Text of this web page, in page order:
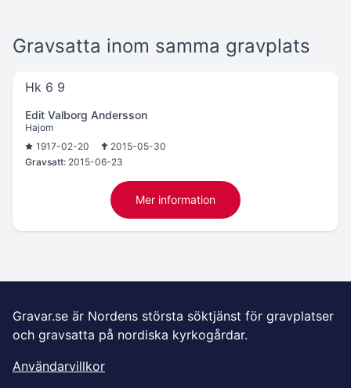
Gravsatta inom samma gravplats
Hk 6 9
Edit Valborg Andersson
Hajom
1917-02-20
2015-05-30
Gravsatt: 2015-06-23
Mer information
Gravar.se är Nordens största söktjänst för gravplatser
och gravsatta på nordiska kyrkogårdar.
Användarvillkor